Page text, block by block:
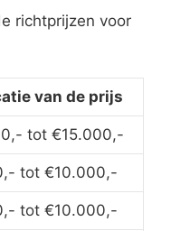
richtprijzen voor
van de prijs
tot €15.000,-
tot €10.000,-
tot €10.000,-